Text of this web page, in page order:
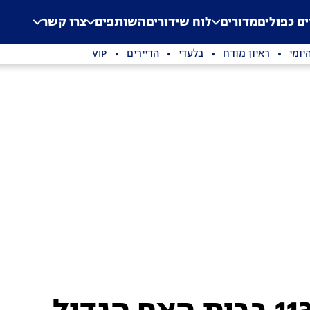
Application error: a
. כפוליםמדורים לוח שידוריםהשותפים צרו קשר
ראיון מודח בלעדי הדיירים VIP